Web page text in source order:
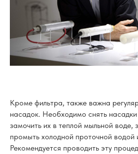
Кроме фильтра, также важна
насадок. Необходимо снять насадки
замочить их в теплой мыльной воде,
промыть холодной проточной водой
Рекомендуется проводить эту